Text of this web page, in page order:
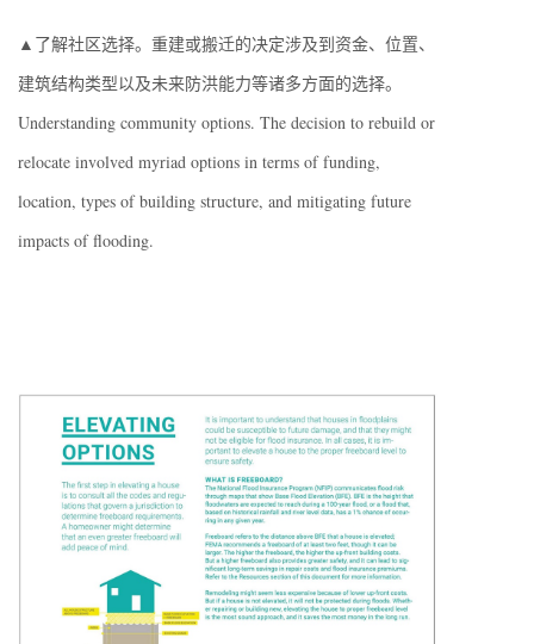
▲了解社区选择。重建或搬迁的决定涉及到资金、位置、
建筑结构类型以及未来防洪能力等诸多方面的选择。
Understanding community options. The decision to rebuild or
relocate involved myriad options in terms of funding,
location, types of building structure, and mitigating future
impacts of flooding.